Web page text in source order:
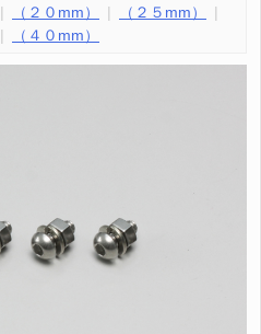
（２０mm）
（２５mm）
（４０mm）